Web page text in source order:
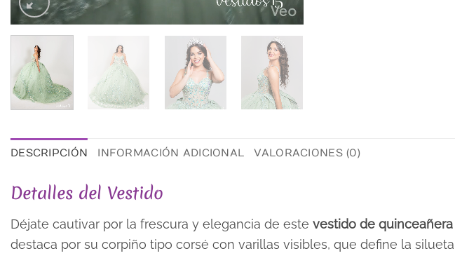
DESCRIPCIÓN INFORMACIÓN ADICIONAL VALORACIONES (0)
Detalles del Vestido
Déjate cautivar por la frescura y elegancia de este vestido de
destaca por su corpiño tipo corsé con varillas visibles, que define la